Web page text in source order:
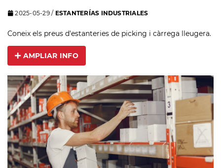
2025-05-29/ ESTANTERÍAS INDUSTRIALES
Coneix els preus d'estanteries de picking i càrrega lleugera.
AMPLIAR INFO